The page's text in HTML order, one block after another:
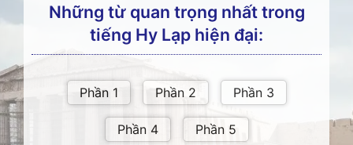
Những từ quan trọng nhất trong
tiếng Hy Lạp hiện đại: